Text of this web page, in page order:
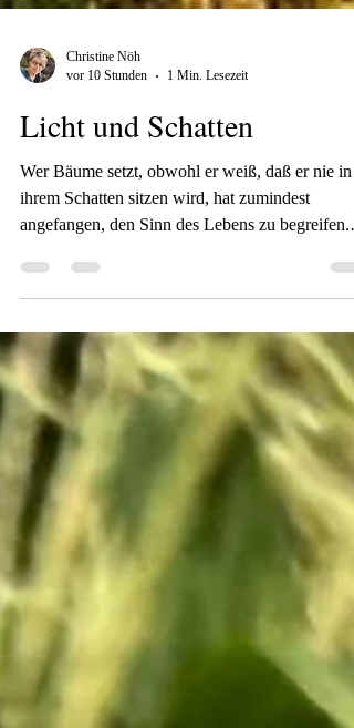
Christine Nöh
vor 10 Stunden
1 Min. Lesezeit
Licht und Schatten
Wer Bäume setzt, obwohl er weiß, daß er nie in
nochmal Zeit zum Zeichnen genommen. Es ist
noch so viel was ich dazu lernen möchte, dass
wahrscheinlich nicht alt genug werde, um das
zu machen. Wie mit allem merkt man erst, wenn
man besser wird, wie viel noch fehlt. Das
wichtigste ist aber mutig zu sein. Mutig zu sein,
die eigenen Kunstwerk